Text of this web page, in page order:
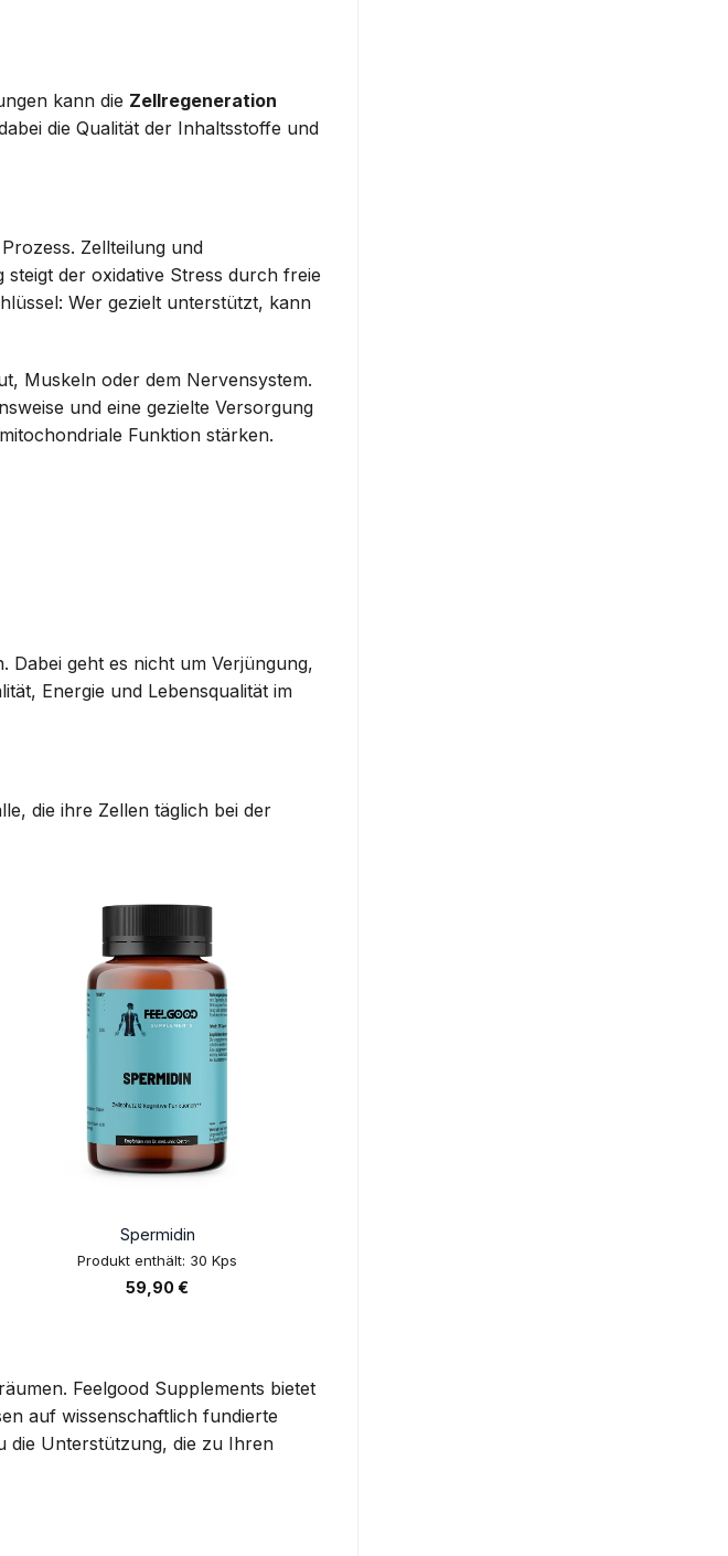
kann die Zellregeneration
die Qualität der Inhaltsstoffe und
Zellteilung und
der oxidative Stress durch freie
Wer gezielt unterstützt, kann
Muskeln oder dem Nervensystem.
und eine gezielte Versorgung
Funktion stärken.
Dabei geht es nicht um Verjüngung,
Energie und Lebensqualität im
die ihre Zellen täglich bei der
WUNSCHLISTE
Spermidin
Produkt enthält: 30Kps
59,90€
Feelgood Supplements bietet
auf wissenschaftlich fundierte
die Unterstützung, die zu Ihren